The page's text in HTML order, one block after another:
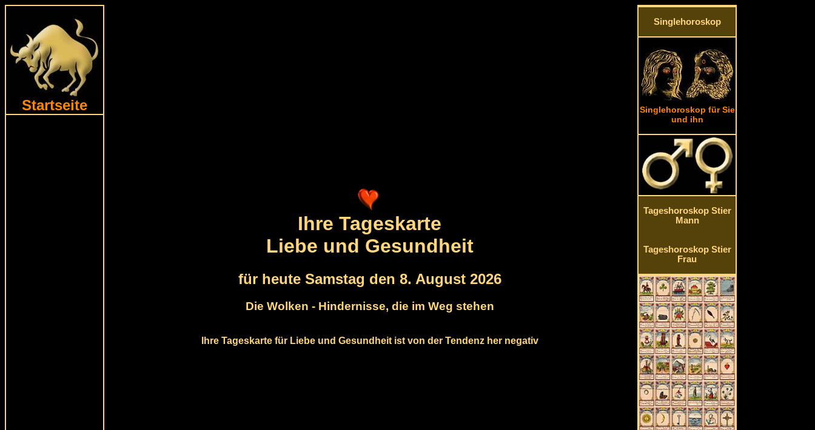
Startseite
Ihre Tageskarte
Liebe und Gesundheit
für heute Samstag den 8. August 2026
Die Wolken - Hindernisse, die im Weg stehen
Ihre Tageskarte für Liebe und Gesundheit ist von der Tendenz her negativ
Singlehoroskop
Singlehoroskop für Sie
und ihn
Tageshoroskop Stier
Mann
Tageshoroskop Stier
Frau